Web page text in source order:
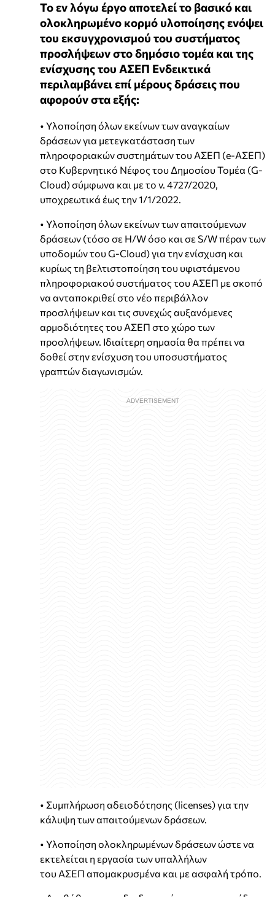
Το εν λόγω έργο αποτελεί το βασικό και
ολοκληρωμένο κορμό υλοποίησης ενόψει
του εκσυγχρονισμού του συστήματος
προσλήψεων στο δημόσιο τομέα και της
ενίσχυσης του ΑΣΕΠ Ενδεικτικά
περιλαμβάνει επί μέρους δράσεις που
αφορούν στα εξής:
• Υλοποίηση όλων εκείνων των αναγκαίων
δράσεων για μετεγκατάσταση των
πληροφοριακών συστημάτων του ΑΣΕΠ (e-ΑΣΕΠ)
στο Κυβερνητικό Νέφος του Δημοσίου Τομέα (G-
Cloud) σύμφωνα και με το ν. 4727/2020,
υποχρεωτικά έως την 1/1/2022.
• Υλοποίηση όλων εκείνων των απαιτούμενων
δράσεων (τόσο σε H/W όσο και σε S/W πέραν των
υποδομών του G-Cloud) για την ενίσχυση και
κυρίως τη βελτιστοποίηση του υφιστάμενου
πληροφοριακού συστήματος του ΑΣΕΠ με σκοπό
να ανταποκριθεί στο νέο περιβάλλον
προσλήψεων και τις συνεχώς αυξανόμενες
αρμοδιότητες του ΑΣΕΠ στο χώρο των
προσλήψεων. Ιδιαίτερη σημασία θα πρέπει να
δοθεί στην ενίσχυση του υποσυστήματος
γραπτών διαγωνισμών.
• Συμπλήρωση αδειοδότησης (licenses) για την
κάλυψη των απαιτούμενων δράσεων.
• Υλοποίηση ολοκληρωμένων δράσεων ώστε να
εκτελείται η εργασία των υπαλλήλων
του ΑΣΕΠ απομακρυσμένα και με ασφαλή τρόπο.